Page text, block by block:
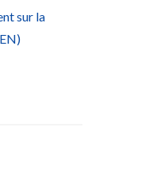
sur la